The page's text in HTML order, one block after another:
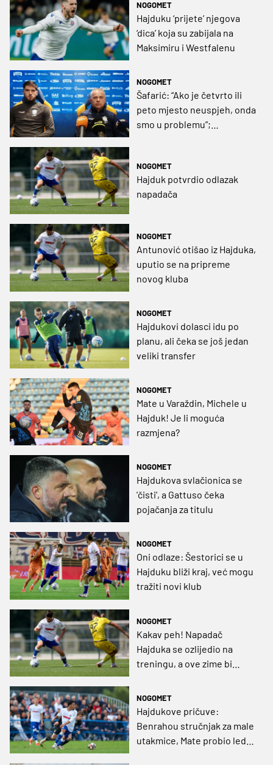
NOGOMET
Hajduku ‘prijete’ njegova
‘dica’ koja su zabijala na
NOGOMET
Šafarić: “Ako je četvrto ili
peto mjesto neuspjeh, onda
smo u problemu”;
NOGOMET
Hajduk potvrdio odlazak
napadača
NOGOMET
Antunović otišao iz Hajduka,
uputio se na pripreme
novog kluba
NOGOMET
Hajdukovi dolasci idu po
planu, ali čeka se još jedan
veliki transfer
NOGOMET
Mate u Varaždin, Michele u
Hajduk! Je li moguća
razmjena?
NOGOMET
Hajdukova svlačionica se
'čisti', a Gattuso čeka
pojačanja za titulu
NOGOMET
Oni odlaze: Šestorici se u
Hajduku bliži kraj, već mogu
tražiti novi klub
NOGOMET
Kakav peh! Napadač
Hajduka se ozlijedio na
treningu, a ove zime bi
NOGOMET
Hajdukove pričuve:
Benrahou stručnjak za male
utakmice, Mate probio led,